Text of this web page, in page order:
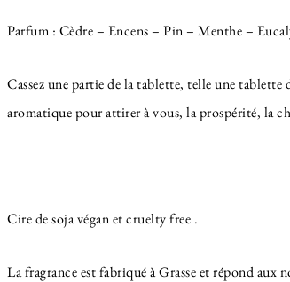
Parfum : Cèdre – Encens – Pin – Menthe –
Cassez une partie de la tablette, telle une
aromatique pour attirer à vous, la prospérité, la
Cire de soja végan et cruelty free .
La fragrance est fabriqué à Grasse et répond